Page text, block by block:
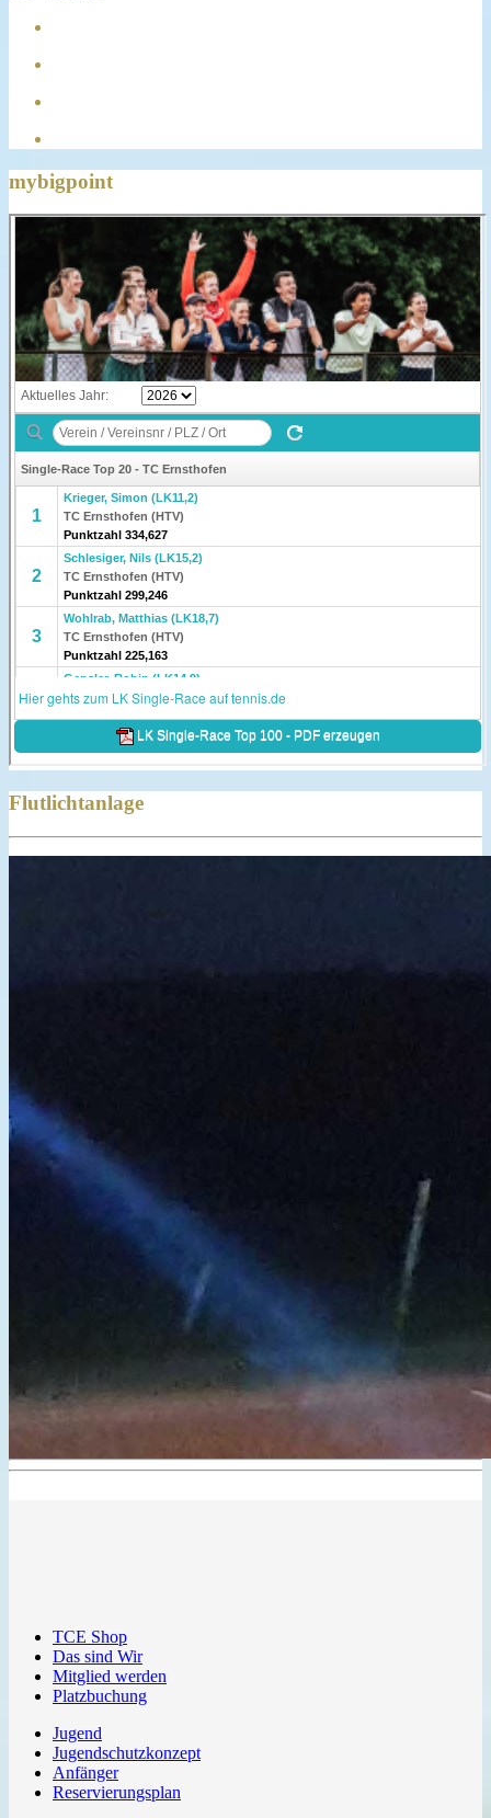
mybigpoint
Flutlichtanlage
TCE Shop
Das sind Wir
Mitglied werden
Platzbuchung
Jugend
Jugendschutzkonzept
Anfänger
Reservierungsplan